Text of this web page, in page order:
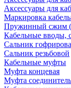
Аксессуары для
Маркировка
Пружинный сжим
Кабельные вводы,
Сальник
Сальник резьбовой
Кабельные муфты
Муфта концевая
Муфта